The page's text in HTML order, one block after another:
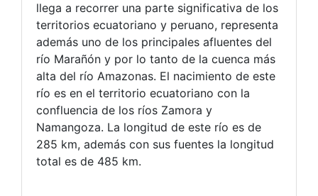
llega a recorrer una parte significativa de los
territorios ecuatoriano y peruano, representa
además uno de los principales afluentes del
río Marañón y por lo tanto de la cuenca más
alta del río Amazonas. El nacimiento de este
río es en el territorio ecuatoriano con la
confluencia de los ríos Zamora y
Namangoza. La longitud de este río es de
285 km, además con sus fuentes la longitud
total es de 485 km.